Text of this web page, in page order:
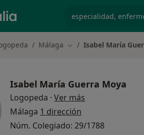
Málaga Cambiar de ciudad
Isabel María
Isabel María Guerra Moya
Logopeda · Ver más
Málaga 1 dirección
Núm. Colegiado: 29/1788